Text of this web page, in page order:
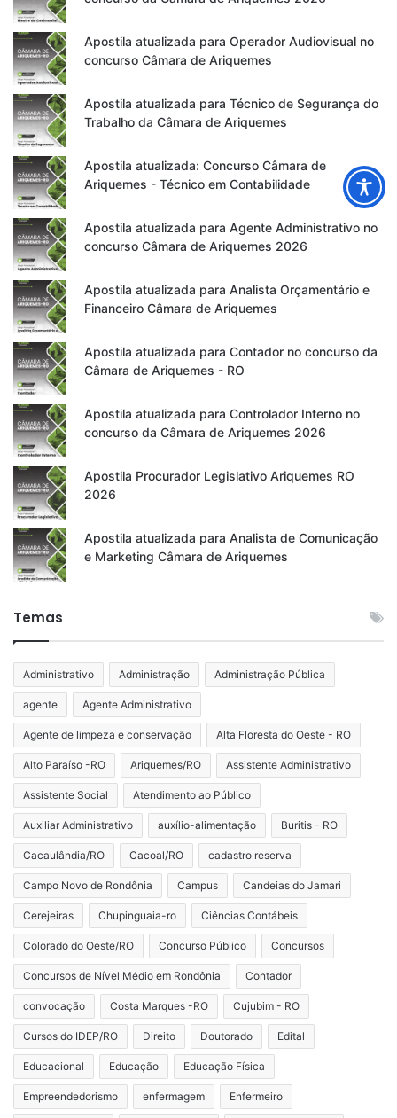
Apostila atualizada para Operador Audiovisual no
concurso Câmara de Ariquemes
Apostila atualizada para Técnico de Segurança do
Trabalho da Câmara de Ariquemes
Apostila atualizada: Concurso Câmara de
Ariquemes - Técnico em Contabilidade
Apostila atualizada para Agente Administrativo no
concurso Câmara de Ariquemes 2026
Apostila atualizada para Analista Orçamentário e
Financeiro Câmara de Ariquemes
Apostila atualizada para Contador no concurso da
Câmara de Ariquemes - RO
Apostila atualizada para Controlador Interno no
concurso da Câmara de Ariquemes 2026
Apostila Procurador Legislativo Ariquemes RO
2026
Apostila atualizada para Analista de Comunicação
e Marketing Câmara de Ariquemes
Temas
Administrativo Administração Administração Pública
agente Agente Administrativo
Agente de limpeza e conservação Alta Floresta do Oeste - RO
Alto Paraíso -RO Ariquemes/RO Assistente Administrativo
Assistente Social Atendimento ao Público
Auxiliar Administrativo auxílio-alimentação Buritis - RO
Cacaulândia/RO Cacoal/RO cadastro reserva
Campo Novo de Rondônia Campus Candeias do Jamari
Cerejeiras Chupinguaia-ro Ciências Contábeis
Colorado do Oeste/RO Concurso Público Concursos
Concursos de Nível Médio em Rondônia Contador
convocação Costa Marques -RO Cujubim - RO
Cursos do IDEP/RO Direito Doutorado Edital
Educacional Educação Educação Física
Empreendedorismo enfermagem Enfermeiro